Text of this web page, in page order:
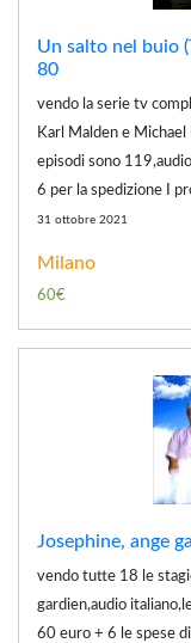
Un salto nel buio
80
vendo la serie tv
Karl Malden e
episodi sono
6 per la spedizione I
31 ottobre 2021
Milano
60€
Josephine, ange
vendo tutte 18 le
gardien,audio
60 euro + 6 le spese